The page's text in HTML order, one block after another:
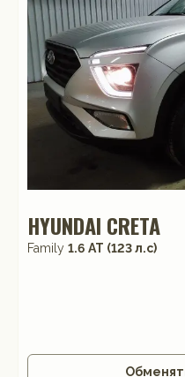
HYUNDAI CRETA
Family 1.6 АТ (123 л.с)